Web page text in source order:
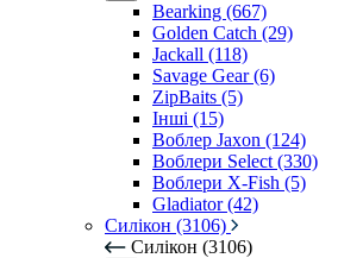
Bearking (667)
Golden Catch (29)
Jackall (118)
Savage Gear (6)
ZipBaits (5)
Інші (15)
Воблер Jaxon (124)
Воблери Select (330)
Воблери X-Fish (5)
Gladiator (42)
Силікон (3106)
Силікон (3106)